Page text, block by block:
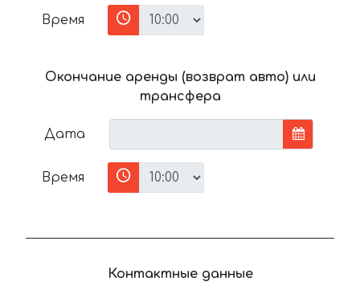
Время
Окончание аренды (возврат авто) или
трансфера
Дата
Время
Контактные данные